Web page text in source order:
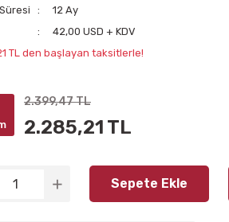
12 Ay
42,00 USD + KDV
TL den başlayan taksitlerle!
2.399,47 TL
2.285,21 TL
Sepete Ekle